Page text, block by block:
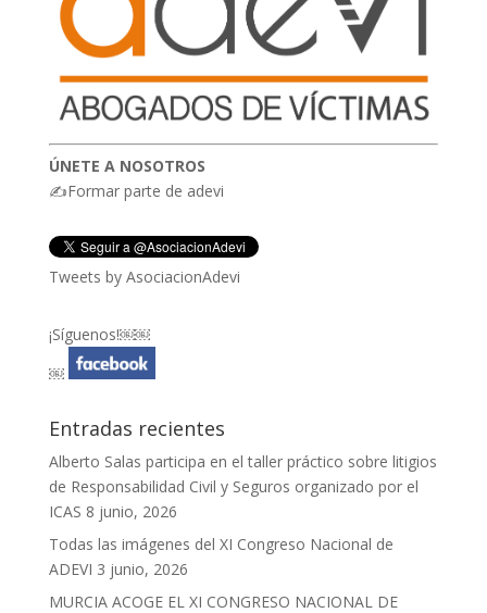
ÚNETE A NOSOTROS
✍Formar parte de adevi
Tweets by AsociacionAdevi
¡Síguenos!￼￼
￼
Entradas recientes
Alberto Salas participa en el taller práctico sobre litigios
de Responsabilidad Civil y Seguros organizado por el
ICAS 8 junio, 2026
Todas las imágenes del XI Congreso Nacional de
ADEVI 3 junio, 2026
MURCIA ACOGE EL XI CONGRESO NACIONAL DE